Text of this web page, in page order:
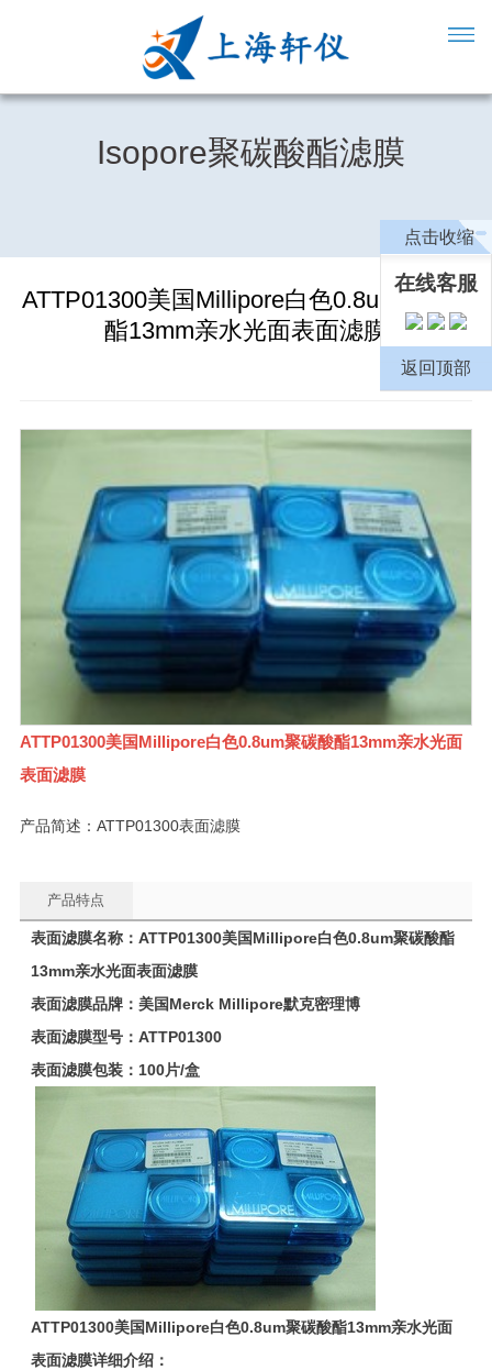
Isopore聚碳酸酯滤膜
ATTP01300美国Millipore白色0.8um聚碳酸
酯13mm亲水光面表面滤膜
ATTP01300美国Millipore白色0.8um聚碳酸酯13mm亲水光面
表面滤膜
产品简述：ATTP01300表面滤膜
产品特点
表面滤膜名称： ATTP01300美国Millipore白色0.8um聚碳酸酯
13mm亲水光面表面滤膜
表面滤膜品牌：美国Merck Millipore默克密理博
表面滤膜型号： ATTP01300
表面滤膜包装：100片/盒
ATTP01300美国Millipore白色0.8um聚碳酸酯13mm亲水光面
表面滤膜详细介绍：
点击收缩
在线客服
返回顶部